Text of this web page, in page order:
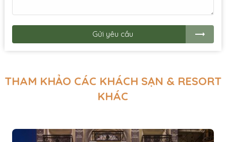
Gửi yêu cầu
THAM KHẢO CÁC KHÁCH SẠN & RESORT
KHÁC